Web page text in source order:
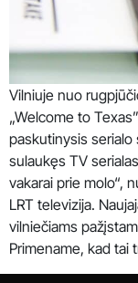
Vilniuje nuo
„Welcome to
paskutinysis serialo
sulaukęs TV
vakarai prie molo“,
LRT televizija.
vilniečiams
Primename, kad